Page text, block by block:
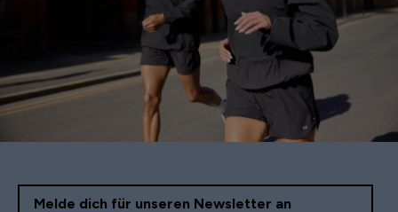
Melde dich für unseren Newsletter an